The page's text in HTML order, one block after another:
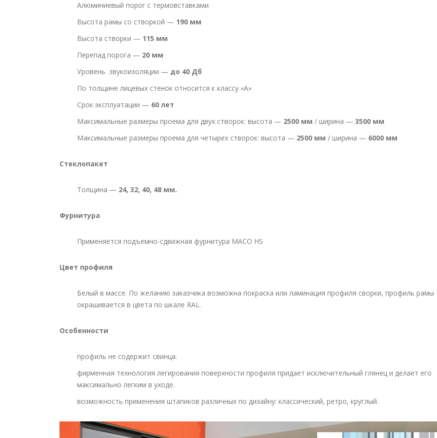
Алюминиевый порог с термовставками
Высота рамы со створкой — 190 мм
Высота створки — 115 мм
Перепад порога — 20 мм
Уровень звукоизоляции — до 40 Дб
По толщине лицевых стенок относится к классу «А»
Срок эксплуатации — 60 лет
Максимальные размеры проема для двух створок: высота — 2500 мм / ширина — 3500 мм
Максимальные размеры проема для четырех створок: высота — 2500 мм / ширина — 6000 мм
Стеклопакет
Толщина — 24, 32, 40, 48 мм.
Фурнитура
Применяется подъемно-сдвижная фурнитура MACO HS
Цвет профиля
Белый в массе. По желанию заказчика возможна покраска или ламинация профиля сворки, профиль рамы
окрашивается в цвета по шкале RAL.
Особенности
профиль не содержит свинца.
фирменная технология легирования поверхности профиля придает исключительный глянец и делает его
максимально легким в уходе.
возможность применения штапиков различных по дизайну: классический, ретро, круглый.